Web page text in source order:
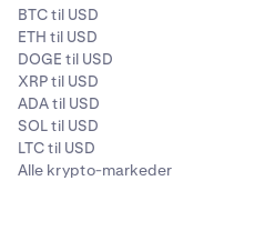
BTC til USD
ETH til USD
DOGE til USD
XRP til USD
ADA til USD
SOL til USD
LTC til USD
Alle krypto-markeder